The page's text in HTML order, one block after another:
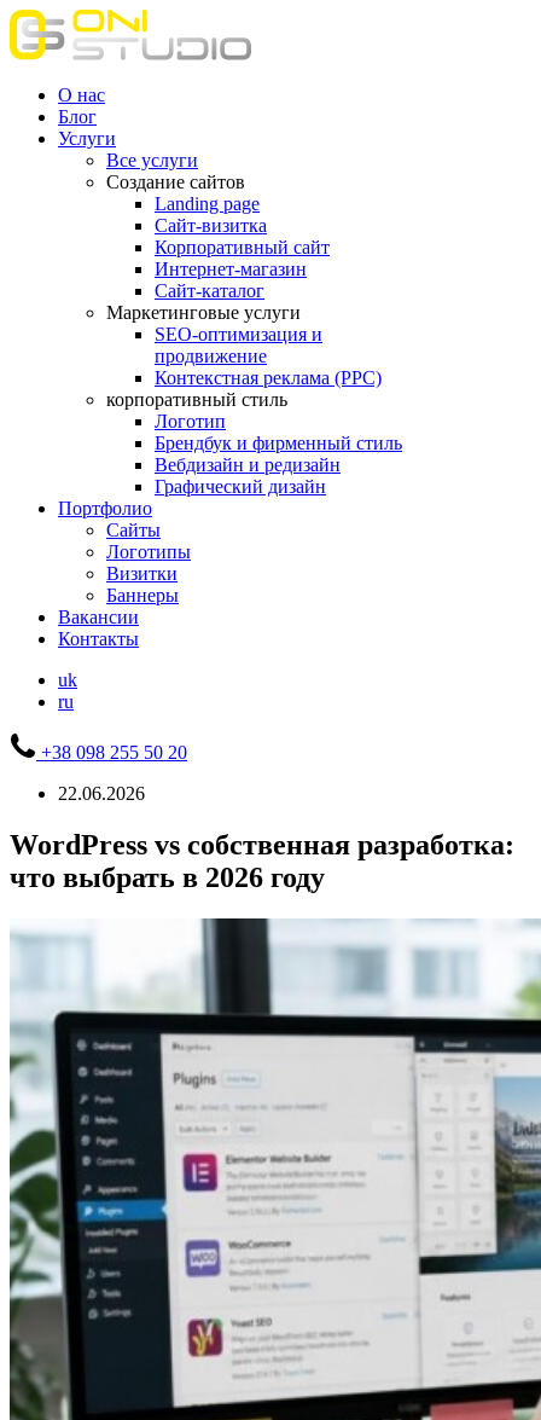
О нас
Блог
Услуги
Все услуги
Создание сайтов
Landing page
Сайт-визитка
Корпоративный сайт
Интернет-магазин
Сайт-каталог
Маркетинговые услуги
SEO-оптимизация и
продвижение
Контекстная реклама (РРС)
корпоративный стиль
Логотип
Брендбук и фирменный стиль
Вебдизайн и редизайн
Графический дизайн
Портфолио
Сайты
Логотипы
Визитки
Баннеры
Вакансии
Контакты
uk
ru
+38 098 255 50 20
22.06.2026
WordPress vs собственная разработка:
что выбрать в 2026 году